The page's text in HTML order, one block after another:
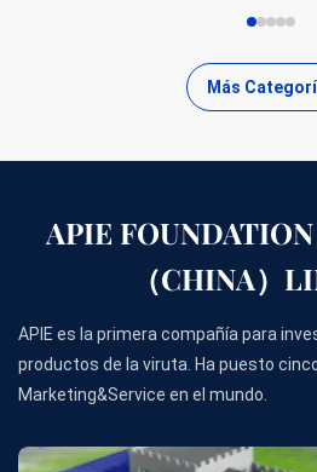
Más
APIE
（CHINA）
APIE es la primera compañía para
productos de la viruta. Ha puesto
Marketing&Service en el mundo.